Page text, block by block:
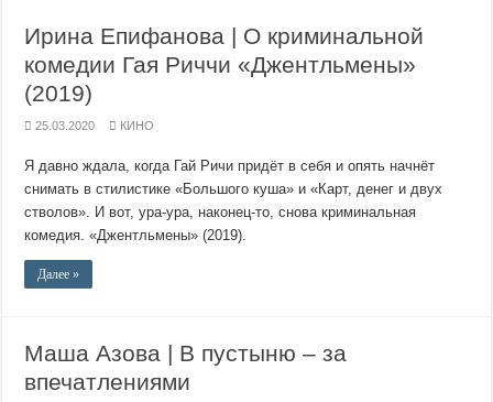
Ирина Епифанова | О криминальной
комедии Гая Риччи «Джентльмены»
(2019)
25.03.2020 КИНО
Я давно ждала, когда Гай Ричи придёт в себя и опять начнёт
снимать в стилистике «Большого куша» и «Карт, денег и двух
стволов». И вот, ура-ура, наконец-то, снова криминальная
комедия. «Джентльмены» (2019).
Далее »
Маша Азова | В пустыню – за
впечатлениями